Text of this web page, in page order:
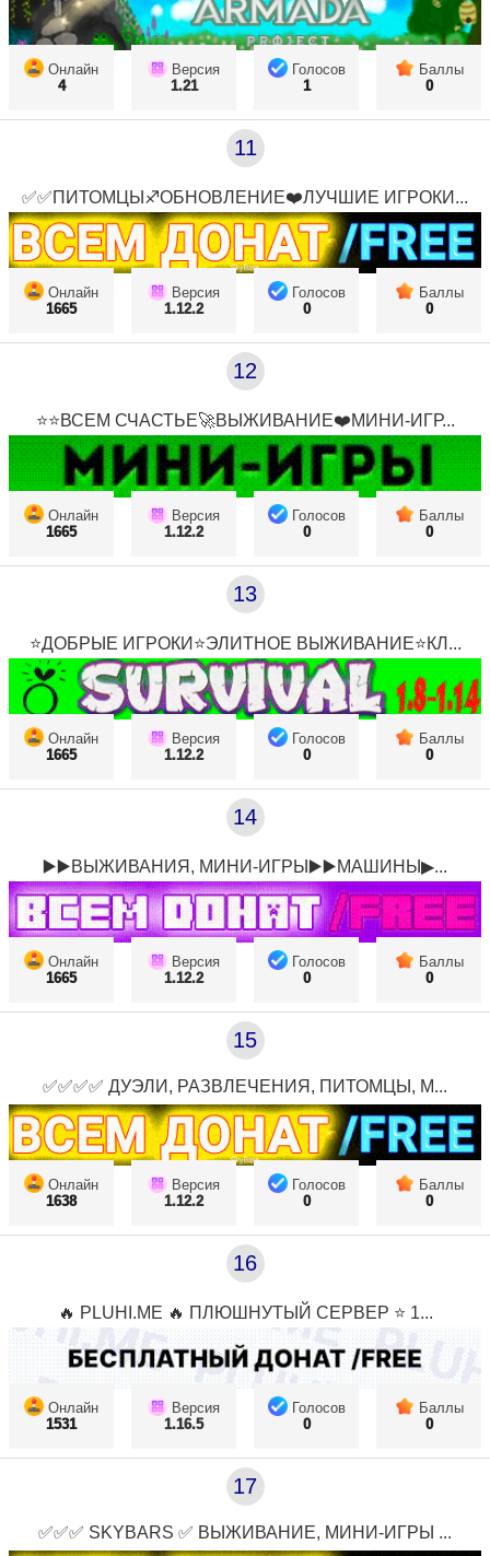
Онлайн
4
Версия
1.21
Голосов
1
Баллы
0
11
✅✅ПИТОМЦЫ♐ОБНОВЛЕНИЕ❤️ЛУЧШИЕ ИГРОКИ...
Онлайн
1665
Версия
1.12.2
Голосов
0
Баллы
0
12
⭐⭐ВСЕМ СЧАСТЬЕ🚀ВЫЖИВАНИЕ❤️МИНИ-ИГР...
Онлайн
1665
Версия
1.12.2
Голосов
0
Баллы
0
13
⭐ДОБРЫЕ ИГРОКИ⭐ЭЛИТНОЕ ВЫЖИВАНИЕ⭐КЛ...
Онлайн
1665
Версия
1.12.2
Голосов
0
Баллы
0
14
▶️▶️ВЫЖИВАНИЯ, МИНИ-ИГРЫ▶️▶️МАШИНЫ▶...
Онлайн
1665
Версия
1.12.2
Голосов
0
Баллы
0
15
✅✅✅✅ ДУЭЛИ, РАЗВЛЕЧЕНИЯ, ПИТОМЦЫ, М...
Онлайн
1638
Версия
1.12.2
Голосов
0
Баллы
0
16
🔥 PLUHI.ME 🔥 ПЛЮШНУТЫЙ СЕРВЕР ⭐ 1...
Онлайн
1531
Версия
1.16.5
Голосов
0
Баллы
0
17
✅✅✅ SKYBARS ✅ ВЫЖИВАНИЕ, МИНИ-ИГРЫ ...